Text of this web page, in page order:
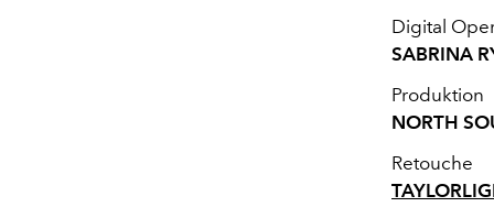
Digital
SABRINA
Produktion
NORTH
Retouche